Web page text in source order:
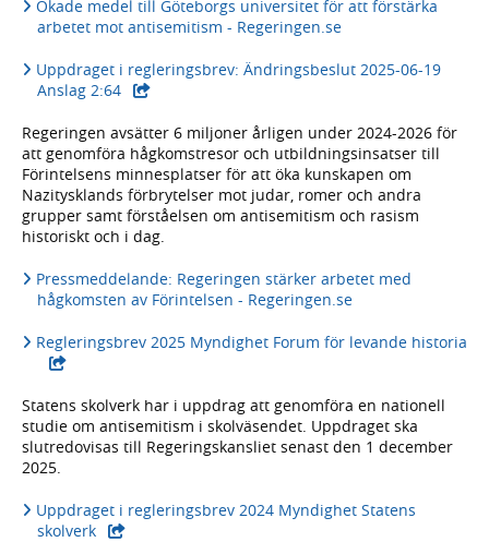
Ökade medel till Göteborgs universitet för att förstärka
arbetet mot antisemitism - Regeringen.se
Uppdraget i regleringsbrev: Ändringsbeslut 2025-06-19
Anslag 2:64- extern webbplats,
Regeringen avsätter 6 miljoner årligen under 2024-2026 för
att genomföra hågkomstresor och utbildningsinsatser till
Förintelsens minnesplatser för att öka kunskapen om
Nazitysklands förbrytelser mot judar, romer och andra
grupper samt förståelsen om antisemitism och rasism
historiskt och i dag.
Pressmeddelande: Regeringen stärker arbetet med
hågkomsten av Förintelsen - Regeringen.se
Regleringsbrev 2025 Myndighet Forum för levande historia
-
Statens skolverk har i uppdrag att genomföra en nationell
studie om antisemitism i skolväsendet. Uppdraget ska
slutredovisas till Regeringskansliet senast den 1 december
2025.
Uppdraget i regleringsbrev 2024 Myndighet Statens
skolverk- extern webbplats,